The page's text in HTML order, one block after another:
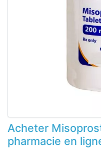
Acheter
pharmacie en